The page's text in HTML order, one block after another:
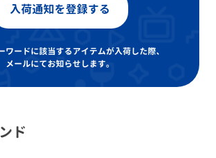
入荷通知を登録する
ワードに該当するアイテムが入荷した際、
メールにてお知らせします。
ド